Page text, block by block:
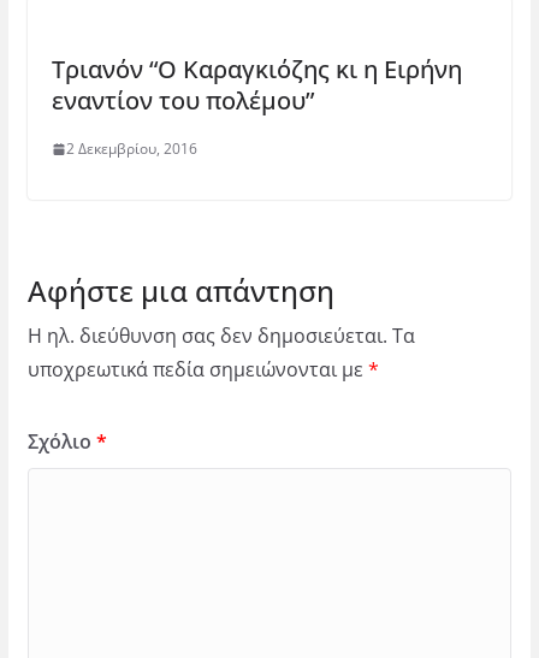
Τριανόν “Ο Καραγκιόζης κι η Ειρήνη
εναντίον του πολέμου”
2 Δεκεμβρίου, 2016
Αφήστε μια απάντηση
Η ηλ. διεύθυνση σας δεν δημοσιεύεται. Τα
υποχρεωτικά πεδία σημειώνονται με *
Σχόλιο *